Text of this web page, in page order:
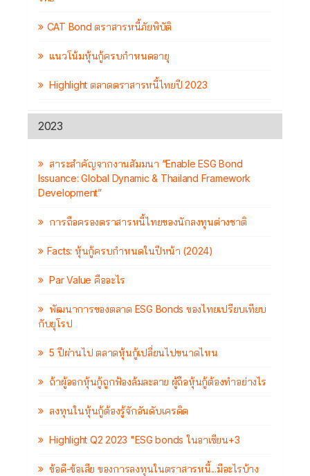
CAT Bond ตราสารหนี้ภัยพิบัติ
แนวโน้มหุ้นกู้ครบกำหนดอายุ
Highlight ตลาดตราสารหนี้ไทยปี 2023
2023
สาระสำคัญจากงานสัมมนา “Enable ESG Bond
Issuance: Global Dynamic & Thailand Framework
Development”
การถือครองตราสารหนี้ไทยของนักลงทุนต่างชาติ
Facts: หุ้นกู้ครบกำหนดในปีหน้า (2024)
Par Value คืออะไร
พัฒนาการของตลาด ESG Bonds ของไทยเปรียบเทียบ
กับยุโรป
5 ปีผ่านไป ตลาดหุ้นกู้เปลี่ยนไปขนาดไหน
ถ้าผู้ออกหุ้นกู้ถูกฟ้องล้มละลาย ผู้ถือหุ้นกู้ต้องทำอย่างไร
ลงทุนในหุ้นกู้ต้องรู้จักอันดับเครดิต
Highlight Q2 2023 "ESG bonds ในอาเซียน+3
ข้อดี-ข้อเสีย ของการลงทุนในตราสารหนี้...มีอะไรบ้าง